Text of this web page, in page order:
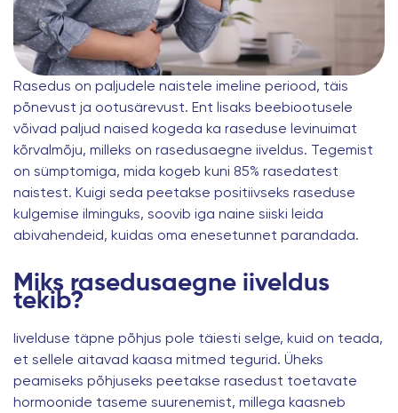
Rasedus on paljudele naistele imeline periood, täis
põnevust ja ootusärevust. Ent lisaks beebiootusele
võivad paljud naised kogeda ka raseduse levinuimat
kõrvalmõju, milleks on rasedusaegne iiveldus. Tegemist
on sümptomiga, mida kogeb kuni 85% rasedatest
naistest. Kuigi seda peetakse positiivseks raseduse
kulgemise ilminguks, soovib iga naine siiski leida
abivahendeid, kuidas oma enesetunnet parandada.
Miks rasedusaegne iiveldus
tekib?
Iivelduse täpne põhjus pole täiesti selge, kuid on teada,
et sellele aitavad kaasa mitmed tegurid. Üheks
peamiseks põhjuseks peetakse rasedust toetavate
hormoonide taseme suurenemist, millega kaasneb